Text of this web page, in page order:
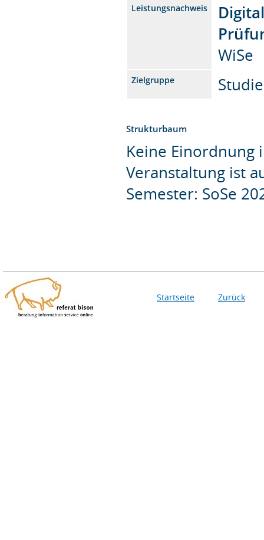
Leistungsnachweis
WiSe
Zielgruppe
Strukturbaum
Keine Einordnung
Veranstaltung ist
Semester: SoSe
Startseite Zurück